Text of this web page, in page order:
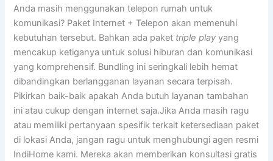
Anda masih menggunakan telepon rumah untuk
komunikasi? Paket Internet + Telepon akan memenuhi
kebutuhan tersebut. Bahkan ada paket triple play yang
mencakup ketiganya untuk solusi hiburan dan komunikasi
yang komprehensif. Bundling ini seringkali lebih hemat
dibandingkan berlangganan layanan secara terpisah.
Pikirkan baik-baik apakah Anda butuh layanan tambahan
ini atau cukup dengan internet saja.Jika Anda masih ragu
atau memiliki pertanyaan spesifik terkait ketersediaan paket
di lokasi Anda, jangan ragu untuk menghubungi agen resmi
IndiHome kami. Mereka akan memberikan konsultasi gratis